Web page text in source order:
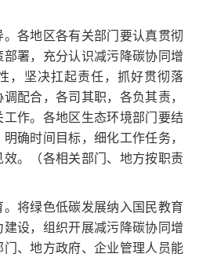
。各地区各有关部门要认真贯彻
署，充分认识减污降碳协同增
，坚决扛起责任，抓好贯彻落
配合，各司其职，各负其责，
作。各地区生态环境部门要结
确时间目标，细化工作任务，
。（各相关部门、地方按职责
。将绿色低碳发展纳入国民教育
设，组织开展减污降碳协同增
、地方政府、企业管理人员能